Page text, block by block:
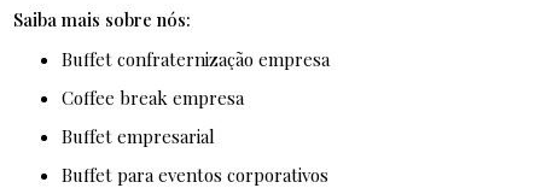
Saiba mais sobre nós:
buffet confraternização empresa
coffee break empresa
buffet empresarial
buffet para eventos corporativos